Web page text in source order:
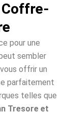
pour une
sembler
offrir un
parfaitement
telles que
Tresore et